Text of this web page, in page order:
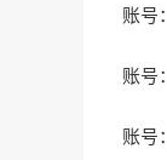
账号
账号
账号